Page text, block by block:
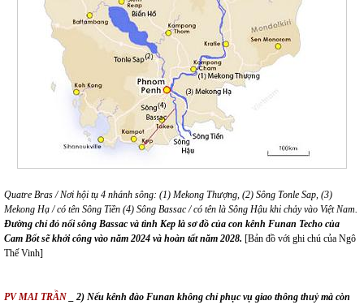
Quatre Bras / Nơi hội tụ 4 nhánh sông: (1) Mekong Thượng, (2) Sông Tonle Sap, (3)
Mekong Hạ / có tên Sông Tiền (4) Sông Bassac / có tên là Sông Hậu khi chảy vào Việt Nam.
Đường chỉ đỏ nối sông Bassac và tình Kep là sơ đồ của con kênh Funan Techo của
Cam Bốt sẽ khởi công vào năm 2024 và hoàn tất năm 2028. [Bản đồ với ghi chú của Ngô
Thế Vinh]
PV MAI TRẦN _ 2) Nếu kênh đào Funan không chỉ phục vụ giao thông thuỷ mà còn